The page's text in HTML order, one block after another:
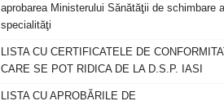
aprobarea Ministerului Sănătăţii de schimbare a
specialităţi
LISTA CU CERTIFICATELE DE
CARE SE POT RIDICA DE LA D.S.P. IASI
LISTA CU APROBĂRILE DE